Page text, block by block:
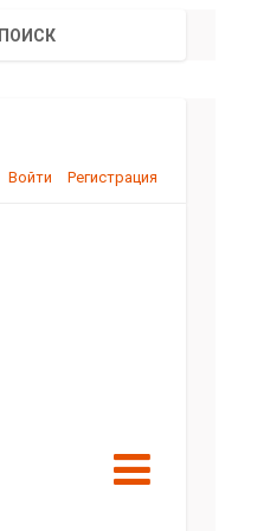
ПОИСК
Войти Регистрация